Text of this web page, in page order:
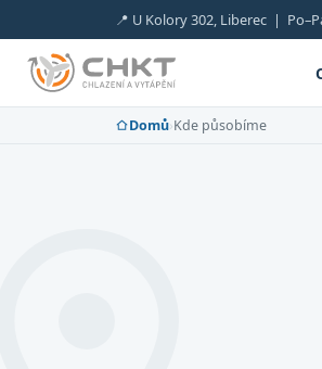
📍 U Kolory 302, Liberec |
Domů›Kde působíme